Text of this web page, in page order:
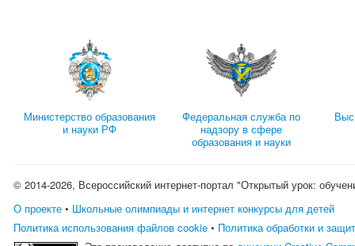
Министерство образования
и науки РФ
Федеральная служба по
надзору в сфере
образования и науки
© 2014-2026, Всероссийский интернет-портал "Открытый урок:
О проекте • Школьные олимпиады и интернет конкурсы для детей
Политика использования файлов cookie • Политика обработки и